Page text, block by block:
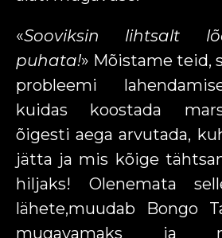
«Sooviksin lihtsalt
puhata!» Mõistame teid,
probleemi
kuidas koostada
õigesti aega arvutada,
jätta ja mis kõige
hiljaks! Olenemata
lähete,muudab Bongo
mugavamaks ja